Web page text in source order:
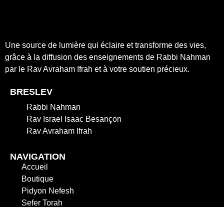
Une source de lumière qui éclaire et transforme des vies,
grâce à la diffusion des enseignements de Rabbi Nahman
par le Rav Avraham Ifrah et à votre soutien précieux.
BRESLEV
Rabbi Nahman
Rav Israel Isaac Besançon
Rav Avraham Ifrah
NAVIGATION
Accueil
Boutique
Pidyon Nefesh
Sefer Torah